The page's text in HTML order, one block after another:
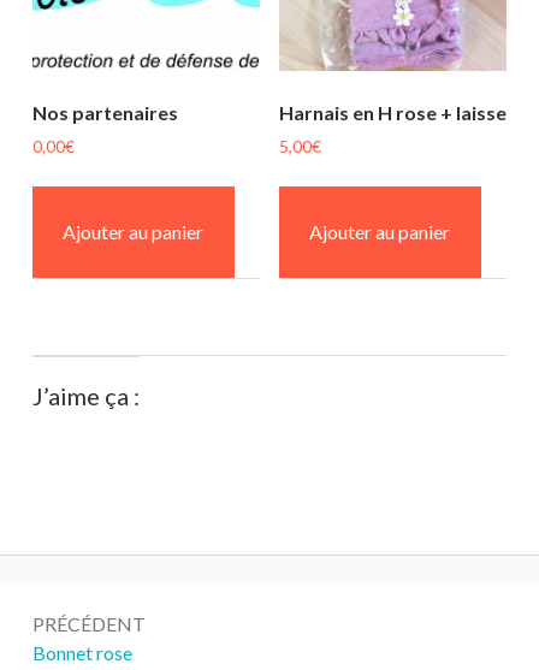
Nos partenaires
0,00€
Ajouter au panier
Harnais en H rose + laisse
5,00€
Ajouter au panier
J’aime ça :
de
PRÉCÉDENT
Précédent :
Bonnet rose